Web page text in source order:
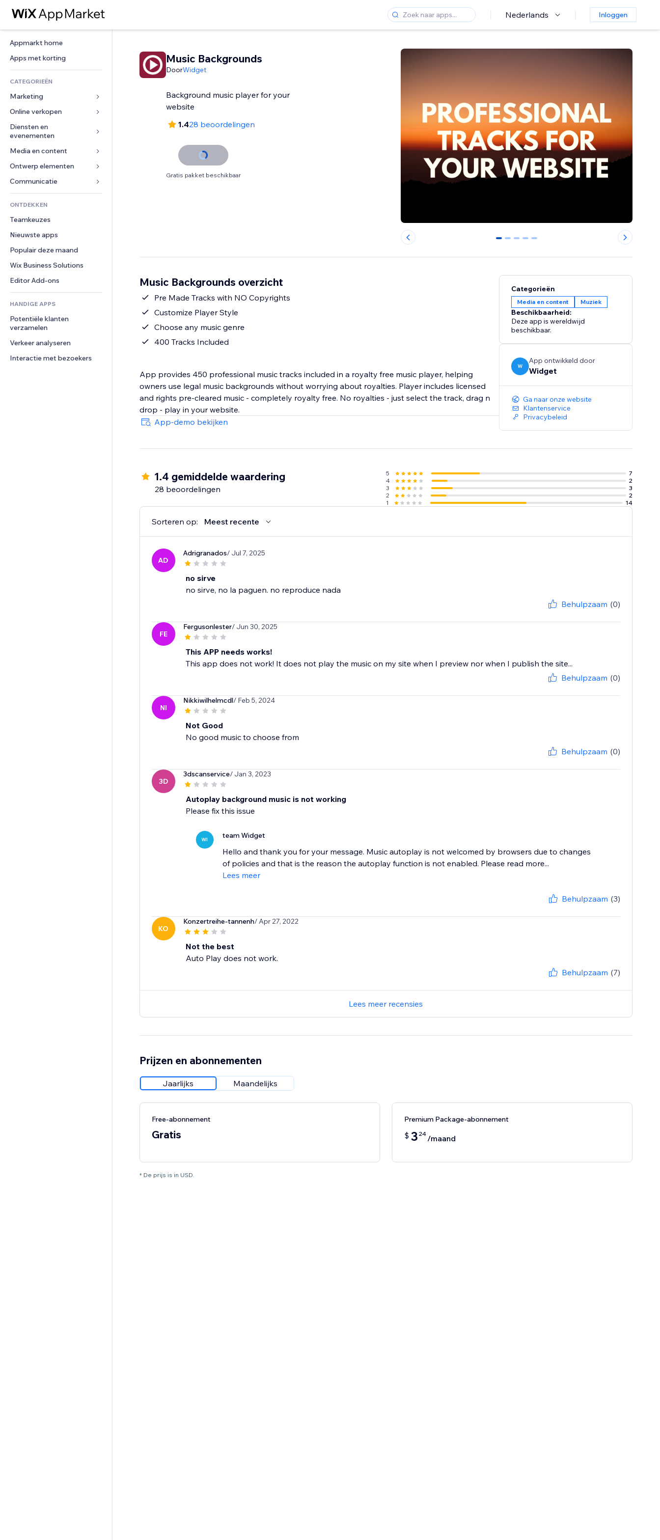
Nederlands Inloggen
Appmarkt home
Apps met korting
CATEGORIEËN
Marketing
Advertenties
Mobiel
Analytics
Social media
SEO
Betrokkenheid
Websitevermeldingen
E-mail
Conversie
Online verkopen
Apps voor webshops
Verzending en levering
Verkoopknoppen
Online cursussen
Print on demand
Boekhouding
Coupons en loyaliteit
Opslagoplossingen
Dropshipping
Prijzen en abonnementen
Crowdfunding
Eten en drinken
Diensten en
evenementen
Hotels
Evenementen
Restaurants
Vastgoed
Boekingen
Media en content
Galerij
Muziek
Podcasts
Fotografie
Video
PDF
Bestanden delen
Nieuws
Ontwerp elementen
Kaarten en navigatie
Privacy en beveiliging
Ontime
Pagina templates
Afbeeldingseffecten
Knoppen en menu's
Banners en badges
Rekenmachines
Zoeken
Weer
Grafieken en tabellen
Formulieren
Enquêtes
Chat
Opmerkingen
Telefoonnummer
Community
Beoordelingen en testimonials
CRM
ONTDEKKEN
Teamkeuzes
Nieuwste apps
Populair deze maand
Wix Business Solutions
Editor Add-ons
HANDIGE APPS
Potentiële klanten
verzamelen
Verkeer analyseren
Interactie met bezoekers
Music Backgrounds
DoorWidget
Background music player for your
website
1.428 beoordelingen
Gratis pakket beschikbaar
0 1 2 3 4
Music Backgrounds overzicht
Pre Made Tracks with NO Copyrights
Customize Player Style
Choose any music genre
400 Tracks Included
App provides 450 professional music tracks included in a royalty free music player, helping
owners use legal music backgrounds without worrying about royalties. Player includes licensed
and rights pre-cleared music - completely royalty free. No royalties - just select the track, drag n
drop - play in your website.
App-demo bekijken
Categorieën
Media en content Muziek
Beschikbaarheid:
Deze app is wereldwijd
beschikbaar.
W
App ontwikkeld door
Widget
Ga naar onze website
Klantenservice
Privacybeleid
1.4 gemiddelde waardering
28 beoordelingen
5
7
4
2
3
3
2
2
1
14
Sorteren op: Meest recente
AD
Adrigranados/ Jul 7, 2025
no sirve
no sirve, no la paguen. no reproduce nada
Behulpzaam (0)
FE
Fergusonlester/ Jun 30, 2025
This APP needs works!
This app does not work! It does not play the music on my site when I preview nor when I publish the site...
Behulpzaam (0)
NI
Nikkiwilhelmcdl/ Feb 5, 2024
Not Good
No good music to choose from
Behulpzaam (0)
3D
3dscanservice/ Jan 3, 2023
Autoplay background music is not working
Please fix this issue
WI team Widget
Hello and thank you for your message. Music autoplay is not welcomed by browsers due to changes
of policies and that is the reason the autoplay function is not enabled. Please read more...
Lees meer
Behulpzaam (3)
KO
Konzertreihe-tannenh/ Apr 27, 2022
Not the best
Auto Play does not work.
Behulpzaam (7)
Lees meer recensies
Prijzen en abonnementen
Jaarlijks Maandelijks
Free-abonnement
Gratis
Premium Package-abonnement
$ 3 24 /maand
* De prijs is in USD.